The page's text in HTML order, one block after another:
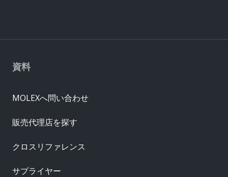
資料
MOLEXへ問い合わせ
販売代理店を探す
クロスリファレンス
サプライヤー